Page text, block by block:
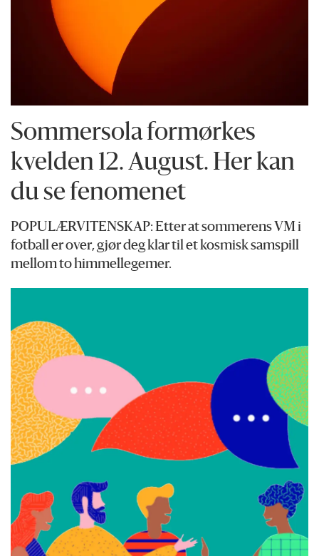
Sommersola formørkes
kvelden 12. August. Her kan
du se fenomenet
POPULÆRVITENSKAP: Etter at sommerens VM i
fotball er over, gjør deg klar til et kosmisk samspill
mellom to himmellegemer.